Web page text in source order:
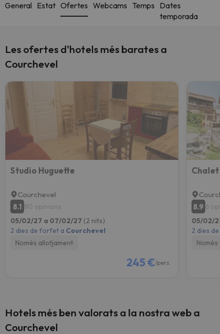
General Estat Ofertes Webcams Temps Dates
temporada
Les ofertes d'hotels més barates a
Courchevel
Studio Huguette
Courchevel
8.1 80 opinions
05/02/27 a 07/02/27 (2 nits)
2 dies de forfet a Courchevel
Només allotjament
245 €/pers.
Chalet
8.9 6
05/02/
2 dies
Hotels més ben valorats a la nostra web a
Courchevel